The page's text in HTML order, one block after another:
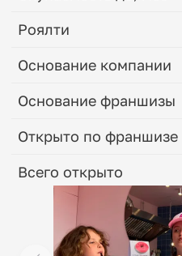
Роялти
Основание компании
Основание франшизы
Открыто по франшизе
Всего открыто